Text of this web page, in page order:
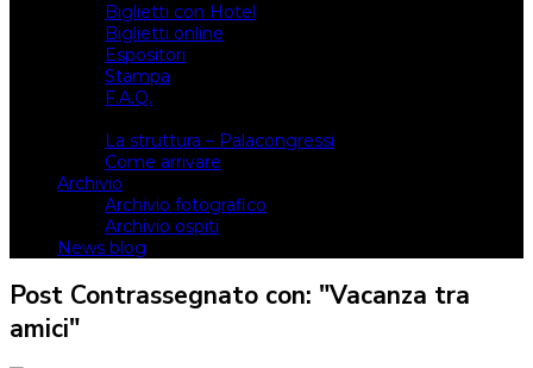
Biglietti con Hotel
Biglietti online
Espositori
Stampa
F.A.Q.
La struttura – Palacongressi
Come arrivare
Archivio
Archivio fotografico
Archivio ospiti
News blog
Post Contrassegnato con: "Vacanza tra
amici"